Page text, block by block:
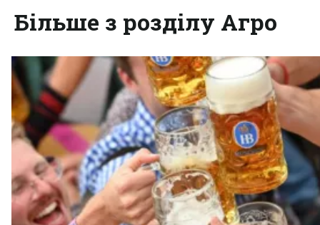
Більше з розділу Агро